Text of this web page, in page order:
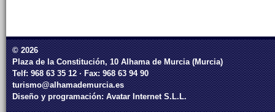
© 2026
Plaza de la Constitución, 10 Alhama de Murcia (Murcia)
Telf: 968 63 35 12 · Fax: 968 63 94 90
turismo@alhamademurcia.es
Diseño y programación:Avatar Internet S.L.L.